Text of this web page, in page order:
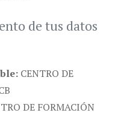
de tus datos
CENTRO DE
DE FORMACIÓN